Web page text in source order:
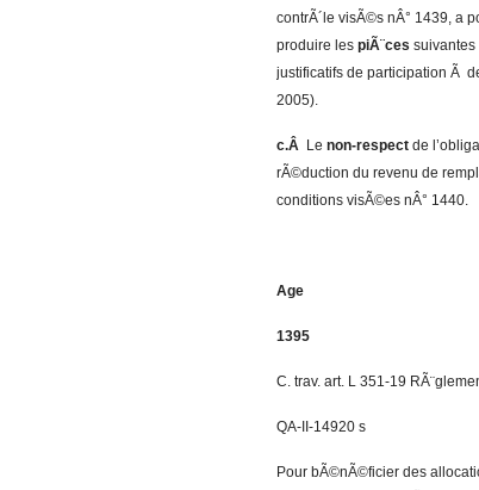
contrÃ´le visÃ©s nÂ° 1439, a
produire les piÃ¨ces
justificatifs de participation Ã
2005).
c.Â Le non-respect de
rÃ©duction du revenu de
conditions visÃ©es nÂ° 1440.
Age
1395
C. trav. art. L 351-19
QA-II-14920 s
Pour bÃ©nÃ©ficier des